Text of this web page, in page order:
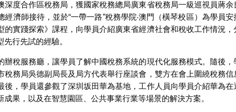
度合作區稅務局，獲國家稅務總局廣東省稅務局一級巡視員蔣余
濟師接待，並於“一帶一路”稅務學院‧澳門（橫琴校區）為學員安
的實踐探索》課程，向學員介紹廣東省經濟社會和稅收工作情況，
行先試的經驗。
辦稅服務廳，讓學員了解中國稅務系統的現代化服務模式。隨後，
稅務局吳德副局長及局方代表舉行座談會，雙方在會上圍繞稅務信
，學員還參觀了深圳坂田華為基地，工作人員向學員介紹華為在
果，以及在智慧園區、公共事業行業等場景的解決方案。